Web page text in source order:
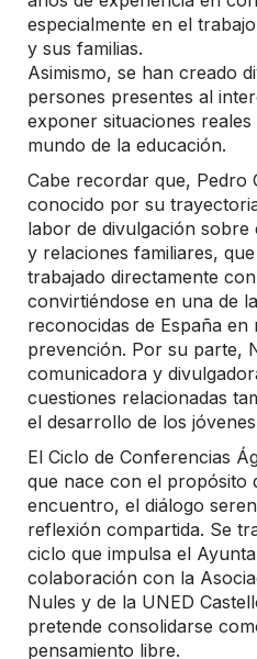
especialmente en el
y sus familias.
Asimismo, se han creado
persones presentes al
exponer situaciones
mundo de la educación.
Cabe recordar que, Pedro
conocido por su
labor de divulgación sobre
y relaciones familiares,
trabajado directamente
convirtiéndose en una de
reconocidas de España
prevención. Por su parte,
comunicadora y
cuestiones relacionadas
el desarrollo de los
El Ciclo de Conferencias
que nace con el propósito
encuentro, el diálogo
reflexión compartida. Se
ciclo que impulsa el
colaboración con la
Nules y de la UNED
pretende consolidarse
pensamiento libre.